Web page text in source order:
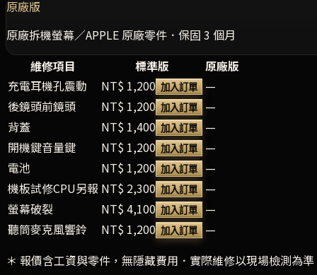
原廠版
原廠拆機螢幕／APPLE 原廠零件．保固 3 個月
維修項目
標準版
原廠版
充電耳機孔震動
NT$ 1,200 加入訂單
—
後鏡頭前鏡頭
NT$ 1,200 加入訂單
—
背蓋
NT$ 1,400 加入訂單
—
開機鍵音量鍵
NT$ 1,200 加入訂單
—
電池
NT$ 1,200 加入訂單
—
機板試修CPU另報 NT$ 2,300 加入訂單
—
螢幕破裂
NT$ 4,100 加入訂單
—
聽筒麥克風響鈴
NT$ 1,200 加入訂單
—
＊ 報價含工資與零件，無隱藏費用．實際維修以現場檢測為